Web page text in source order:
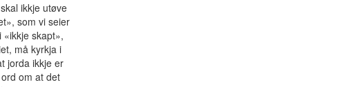
ikkje utøve
som vi seier
skapt»,
må kyrkja i
jorda ikkje er
om at det